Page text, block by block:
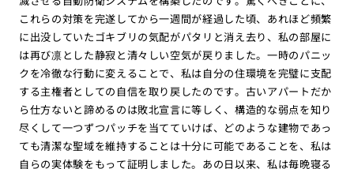
これらの対策を完遂してから一週間が経過した頃、あれほど頻繁
に出没していたゴキブリの気配がパタリと消え去り、私の部屋に
は再び凛とした静寂と清々しい空気が戻りました。一時のパニッ
クを冷徹な行動に変えることで、私は自分の住環境を完璧に支配
する主権者としての自信を取り戻したのです。古いアパートだか
ら仕方ないと諦めるのは敗北宣言に等しく、構造的な弱点を知り
尽くして一つずつパッチを当てていけば、どのような建物であっ
ても清潔な聖域を維持することは十分に可能であることを、私は
自らの実体験をもって証明しました。あの日以来、私は毎晩寝る